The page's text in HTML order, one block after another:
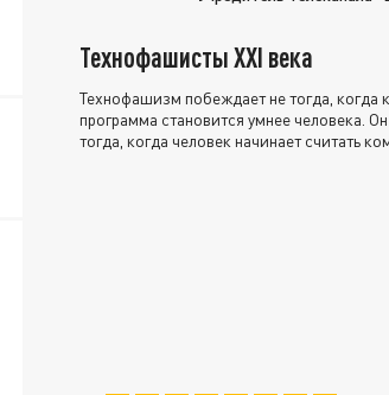
Технофашисты XXI века
Технофашизм побеждает не тогда, когда
программа становится умнее человека.
тогда, когда человек начинает считать